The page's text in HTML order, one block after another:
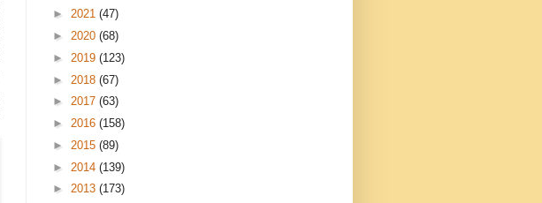
► 2021 (47)
► 2020 (68)
► 2019 (123)
► 2018 (67)
► 2017 (63)
► 2016 (158)
► 2015 (89)
► 2014 (139)
► 2013 (173)